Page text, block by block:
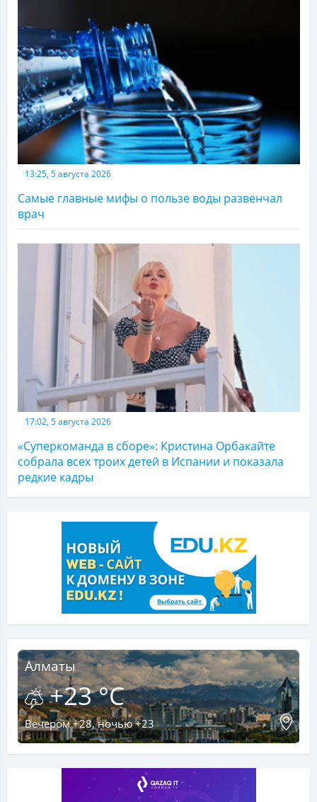
13:25, 5 августа 2026
Самые главные мифы о пользе воды развенчал
врач
17:02, 5 августа 2026
«Суперкоманда в сборе»: Кристина Орбакайте
собрала всех троих детей в Испании и показала
редкие кадры
Алматы
+23 °C
Вечером +28, ночью +23